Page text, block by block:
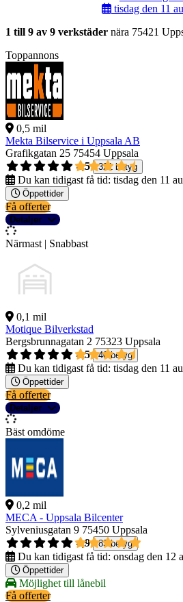
tisdag den 11
1 till 9 av 9 verkstäder nära 75421
Toppannons
0,5 mil
Mekta Bilservice i Uppsala AB
Grafikgatan 25 75454 Uppsala
4,5
321 betyg
Du kan tidigast få tid: tisdag den 11
Öppettider
Få offerter
Detaljer
Närmast | Snabbast
0,1 mil
Motique Bilverkstad
Bergsbrunnagatan 2 75323 Uppsala
4,5
40 betyg
Du kan tidigast få tid: tisdag den 11
Öppettider
Få offerter
Detaljer
Bäst omdöme
0,2 mil
MECA - Uppsala Bilcenter
Sylveniusgatan 9 75450 Uppsala
4,9
83 betyg
Du kan tidigast få tid: onsdag den 12
Öppettider
Möjlighet till lånebil
Få offerter